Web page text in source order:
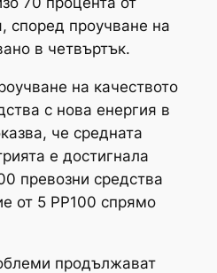
според проучване на
в четвъртък.
на качеството
с нова енергия в
че средната
е достигнала
превозни средства
от 5 PP100 спрямо
продължават